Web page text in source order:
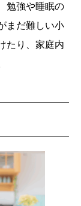
勉強や睡眠の
まだ難しい小
たり、家庭内